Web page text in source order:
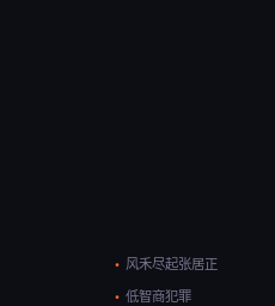
风禾尽起张居正
低智商犯罪